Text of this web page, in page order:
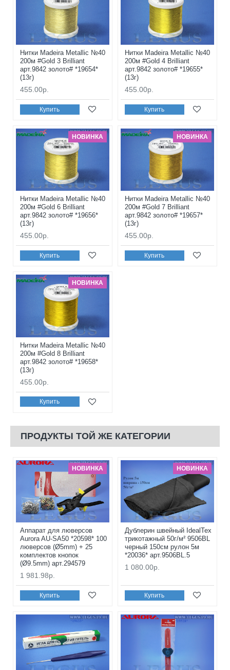
Нитки Madeira Metallic №40
200м #Gold 3 Brilliant
арт.9842 золото# *19654*
(13г)
455.00р.
Купить
Нитки Madeira Metallic №40
200м #Gold 4 Brilliant
арт.9842 золото# *19655*
(13г)
455.00р.
Купить
НОВИНКА
Нитки Madeira Metallic №40
200м #Gold 6 Brilliant
арт.9842 золото# *19656*
(13г)
455.00р.
Купить
НОВИНКА
Нитки Madeira Metallic №40
200м #Gold 7 Brilliant
арт.9842 золото# *19657*
(13г)
455.00р.
Купить
НОВИНКА
Нитки Madeira Metallic №40
200м #Gold 8 Brilliant
арт.9842 золото# *19658*
(13г)
455.00р.
Купить
ПРОДУКТЫ ТОЙ ЖЕ КАТЕГОРИИ
НОВИНКА
Аппарат для люверсов
Aurora AU-SA50 *20598* 100
люверсов (Ø5mm) + 25
комплектов кнопок
(Ø9.5mm) арт.294579
1 981.98р.
Купить
НОВИНКА
Дублерин швейный IdealTex
трикотажный 50г/м² 9506BL
черный 150см рулон 5м
*20036* арт.9506BL.5
1 080.00р.
Купить